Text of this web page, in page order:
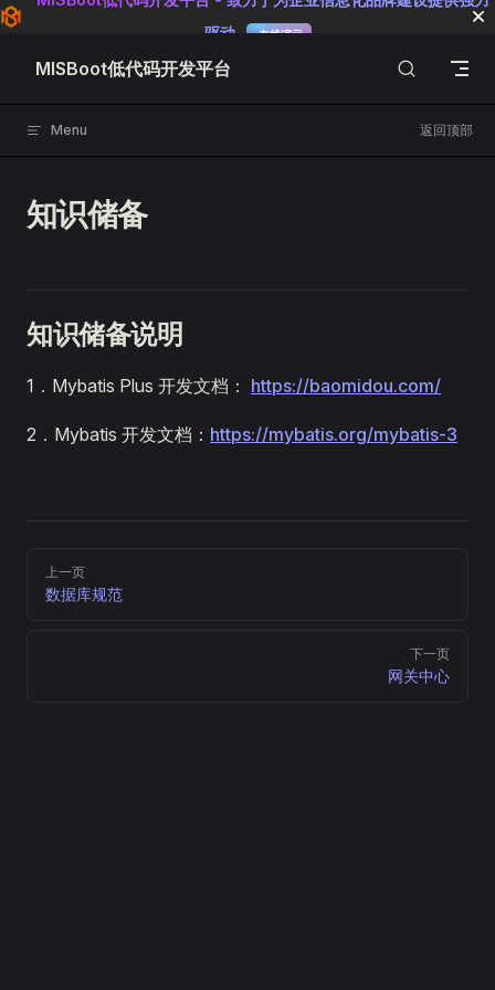
驱动
在线演示
MISBoot低代码开发平台
Menu 返回顶部
知识储备
知识储备说明
1．Mybatis Plus 开发文档： https://baomidou.com/
2．Mybatis 开发文档： https://mybatis.org/mybatis-3
Pager
上一页
数据库规范
下一页
网关中心